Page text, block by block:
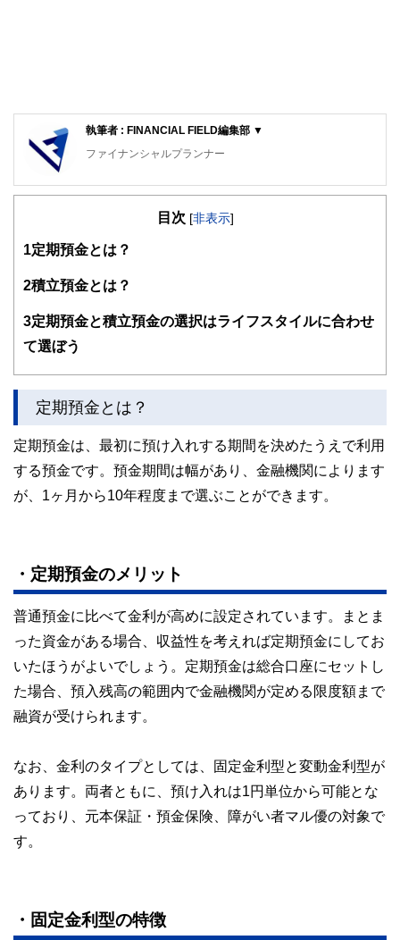
執筆者 : FINANCIAL FIELD編集部 ▼
ファイナンシャルプランナー
FinancialField編集部は、金融、経済に関する記事を、日々
知識がない方でも理解できるようわかりやすく発信していま
得者を中心に「お金や暮らし」に関する書籍・雑誌の編集経
験者で構成され、企画立案から記事掲載まですべての工程に
関わることで、読者目線のコンテンツを追求しています。
ドバイザー、DCプランナー、公認会計士、社会保険労務
士、行政書士、投資アナリスト、キャリアコンサルタントな
ど150名以上の有資格者を執筆者・監修者として迎え、むず
をわかりやすく発信している点です。
このように編集経験豊富なメンバーと金融や経済に精通した
やすさはもちろんのこと、読み応えのあるコンテンツと確か
コンシェルジュを目指します。
目次 [非表示]
1 定期預金とは？
2積立預金とは？
3定期預金と積立預金の選択はライフスタイルに合わせ
て選ぼう
定期預金とは？
定期預金は、最初に預け入れする期間を決めたうえで利用
する預金です。預金期間は幅があり、金融機関によります
が、1ヶ月から10年程度まで選ぶことができます。
・定期預金のメリット
普通預金に比べて金利が高めに設定されています。まとま
った資金がある場合、収益性を考えれば定期預金にしてお
いたほうがよいでしょう。定期預金は総合口座にセットし
た場合、預入残高の範囲内で金融機関が定める限度額まで
融資が受けられます。
なお、金利のタイプとしては、固定金利型と変動金利型が
あります。両者ともに、預け入れは1円単位から可能とな
っており、元本保証・預金保険、障がい者マル優の対象で
す。
・固定金利型の特徴